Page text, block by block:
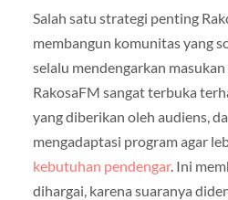
Salah satu strategi penting
membangun komunitas yang
selalu mendengarkan
RakosaFM sangat terbuka
yang diberikan oleh audiens,
mengadaptasi program agar
kebutuhan pendengar. Ini
dihargai, karena suaranya